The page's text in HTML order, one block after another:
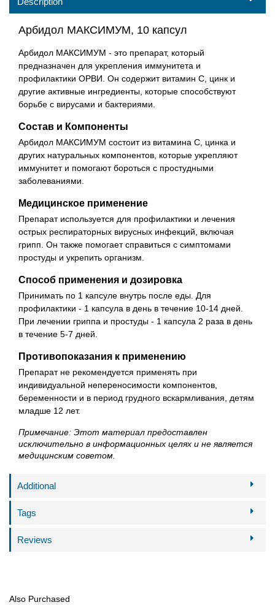
Арбидол МАКСИМУМ, 10 капсул
Арбидол МАКСИМУМ - это препарат, который
предназначен для укрепления иммунитета и
профилактики ОРВИ. Он содержит витамин С, цинк и
другие активные ингредиенты, которые способствуют
борьбе с вирусами и бактериями.
Состав и Компоненты
Арбидол МАКСИМУМ состоит из витамина С, цинка и
других натуральных компонентов, которые укрепляют
иммунитет и помогают бороться с простудными
заболеваниями.
Медицинское применение
Препарат используется для профилактики и лечения
острых респираторных вирусных инфекций, включая
грипп. Он также помогает справиться с симптомами
простуды и укрепить организм.
Способ применения и дозировка
Принимать по 1 капсуле внутрь после еды. Для
профилактики - 1 капсула в день в течение 10-14 дней.
При лечении гриппа и простуды - 1 капсула 2 раза в день
в течение 5-7 дней.
Противопоказания к применению
Препарат не рекомендуется применять при
индивидуальной непереносимости компонентов,
беременности и в период грудного вскармливания, детям
младше 12 лет.
Примечание: Этот материал предоставлен
исключительно в информационных целях и не является
медицинским советом.
Additional
Tags
Reviews
Also Purchased